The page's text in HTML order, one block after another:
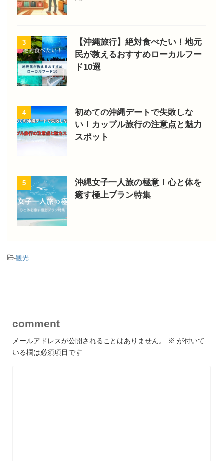
3
【沖縄旅行】絶対食べたい！地元
民が教えるおすすめローカルフー
ド10選
4
初めての沖縄デートで失敗しな
い！カップル旅行の注意点と魅力
スポット
5
沖縄女子一人旅の極意！心と体を
癒す極上プラン特集
-観光
comment
メールアドレスが公開されることはありません。 ※ が付いて
いる欄は必須項目です